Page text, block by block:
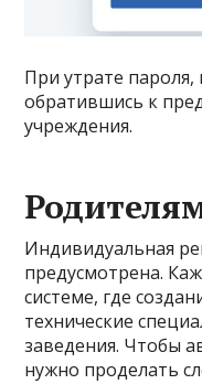
При утрате
обратившись к
учреждения.
Индивидуальная
предусмотрена.
системе, где
технические
заведения. Чтобы
нужно проделать